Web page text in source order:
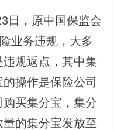
，原中国保监会
业务违规，大多
规返点，其中集
操作是保险公司
买集分宝，集分
的集分宝发放至